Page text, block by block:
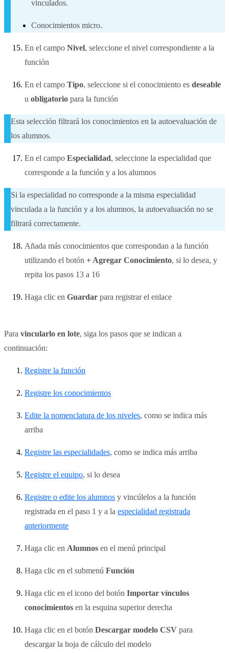
vinculados.
Conocimientos micro.
En el campo Nivel, seleccione el nivel correspondiente a la
función
En el campo Tipo, seleccione si el conocimiento es deseable
u obligatorio para la función
Esta selección filtrará los conocimientos en la autoevaluación de
los alumnos.
En el campo Especialidad, seleccione la especialidad que
corresponde a la función y a los alumnos
Si la especialidad no corresponde a la misma especialidad
vinculada a la función y a los alumnos, la autoevaluación no se
filtrará correctamente.
Añada más conocimientos que correspondan a la función
utilizando el botón + Agregar Conocimiento, si lo desea, y
repita los pasos 13 a 16
Haga clic en Guardar para registrar el enlace
Para vincularlo en lote, siga los pasos que se indican a
continuación:
Registre la función
Registre los conocimientos
Edite la nomenclatura de los niveles, como se indica más
arriba
Registre las especialidades, como se indica más arriba
Registre el equipo, si lo desea
Registre o edite los alumnos y vincúlelos a la función
registrada en el paso 1 y a la especialidad registrada
anteriormente
Haga clic en Alumnos en el menú principal
Haga clic en el submenú Función
Haga clic en el icono del botón Importar vínculos
conocimientos en la esquina superior derecha
Haga clic en el botón Descargar modelo CSV para
descargar la hoja de cálculo del modelo